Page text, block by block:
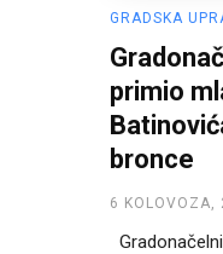
GRADSKA
primio
bronce
6 KOLOVOZA,